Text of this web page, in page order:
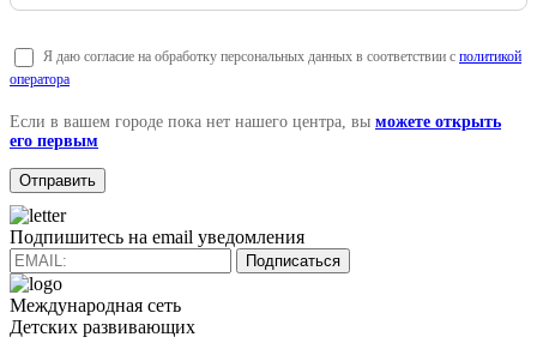
Я даю согласие на обработку персональных данных в соответствии с политикой
оператора
Если в вашем городе пока нет нашего центра, вы можете открыть
его первым
Подпишитесь на email уведомления
Подписаться
Международная сеть
Детских развивающих